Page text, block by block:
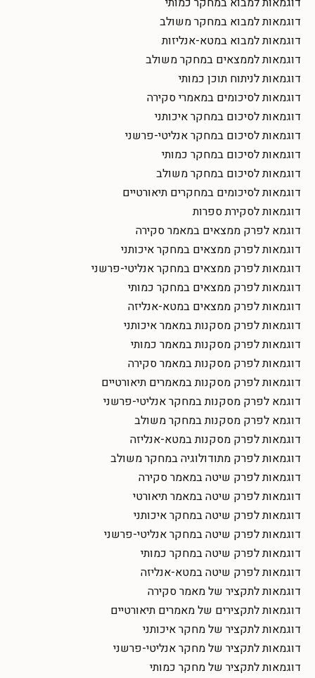
דוגמאות למבוא במחקר משולב
דוגמאות למבוא במטא-אנליזות
דוגמאות לממצאים במחקר משולב
דוגמאות לניתוח תוכן כמותי
דוגמאות לסיכומים במאמרי סקירה
דוגמאות לסיכום במחקר איכותני
דוגמאות לסיכום במחקר אנליטי-פרשני
דוגמאות לסיכום במחקר כמותי
דוגמאות לסיכום במחקר משולב
דוגמאות לסיכומים במחקרים תיאורטיים
דוגמאות לסקירת ספרות
דוגמא לפרק ממצאים במאמר סקירה
דוגמאות לפרק ממצאים במחקר איכותני
דוגמאות לפרק ממצאים במחקר אנליטי-פרשני
דוגמאות לפרק ממצאים במחקר כמותי
דוגמאות לפרק ממצאים במטא-אנליזה
דוגמאות לפרק מסקנות במאמר איכותני
דוגמאות לפרק מסקנות במאמר כמותי
דוגמאות לפרק מסקנות במאמר סקירה
דוגמאות לפרק מסקנות במאמרים תיאורטיים
דוגמא לפרק מסקנות במחקר אנליטי-פרשני
דוגמא לפרק מסקנות במחקר משולב
דוגמאות לפרק מסקנות במטא-אנליזה
דוגמאות לפרק מתודולוגיה במחקר משולב
דוגמאות לפרק שיטה במאמר סקירה
דוגמאות לפרק שיטה במאמר תיאורטי
דוגמאות לפרק שיטה במחקר איכותני
דוגמאות לפרק שיטה במחקר אנליטי-פרשני
דוגמאות לפרק שיטה במחקר כמותי
דוגמאות לפרק שיטה במטא-אנליזה
דוגמאות לתקציר של מאמר סקירה
דוגמאות לתקצירים של מאמרים תיאורטיים
דוגמאות לתקציר של מחקר איכותני
דוגמאות לתקציר של מחקר אנליטי-פרשני
דוגמאות לתקציר של מחקר כמותי